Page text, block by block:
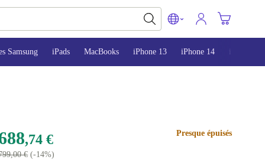
Samsung iPads MacBooks iPhone 13 iPhone 14 iPhone 15
,74 €
€(-14%)
Presque épuisés